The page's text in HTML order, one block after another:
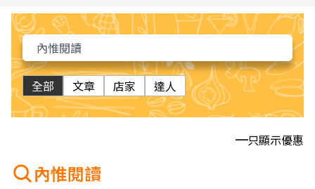
全部 文章 店家 達人
只顯示優惠
內惟閱讀